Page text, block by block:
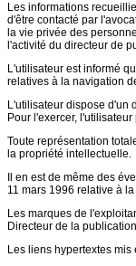
Les informations
d'être contacté par
la vie privée des
l'activité du directeur de
L'utilisateur est informé
relatives à la navigation
L'utilisateur dispose d'un
Pour l'exercer,
Toute représentation
la propriété intellectuelle.
Il en est de même des
11 mars 1996 relative à
Les marques de
Directeur de la
Les liens hypertextes